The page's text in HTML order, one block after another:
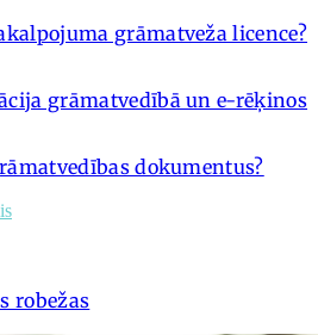
grāmatveža licence?
grāmatvedībā un e-rēķinos
dokumentus?
robežas